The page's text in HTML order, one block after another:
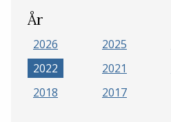
År
2026 2025
2022
2021
2018
2017